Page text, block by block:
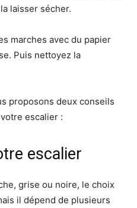
laisser sécher.
marches avec du papier
Puis nettoyez la
proposons deux conseils
escalier :
escalier
grise ou noire, le choix
il dépend de plusieurs